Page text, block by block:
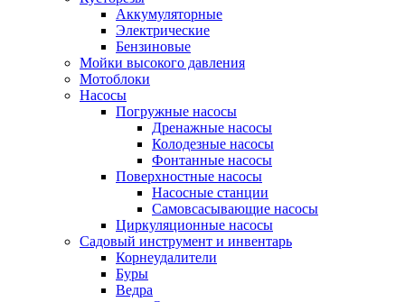
Аккумуляторные
Электрические
Бензиновые
Мойки высокого давления
Мотоблоки
Насосы
Погружные насосы
Дренажные насосы
Колодезные насосы
Фонтанные насосы
Поверхностные насосы
Насосные станции
Самовсасывающие насосы
Циркуляционные насосы
Садовый инструмент и инвентарь
Корнеудалители
Буры
Ведра